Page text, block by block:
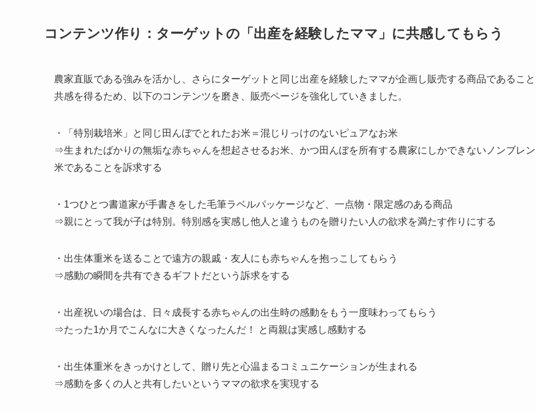
コンテンツ作り：ターゲットの「出産を経験したママ」に共感してもらう
農家直販である強みを活かし、さらにターゲットと同じ出産を経験したママが企画し販売する商品であること
共感を得るため、以下のコンテンツを磨き、販売ページを強化していきました。
・「特別栽培米」と同じ田んぼでとれたお米＝混じりっけのないピュアなお米
⇒生まれたばかりの無垢な赤ちゃんを想起させるお米、かつ田んぼを所有する農家にしかできないノンブレン
米であることを訴求する
・1つひとつ書道家が手書きをした毛筆ラベルパッケージなど、一点物・限定感のある商品
⇒親にとって我が子は特別。特別感を実感し他人と違うものを贈りたい人の欲求を満たす作りにする
・出生体重米を送ることで遠方の親戚・友人にも赤ちゃんを抱っこしてもらう
⇒感動の瞬間を共有できるギフトだという訴求をする
・出産祝いの場合は、日々成長する赤ちゃんの出生時の感動をもう一度味わってもらう
⇒たった1か月でこんなに大きくなったんだ！ と両親は実感し感動する
・出生体重米をきっかけとして、贈り先と心温まるコミュニケーションが生まれる
⇒感動を多くの人と共有したいというママの欲求を実現する